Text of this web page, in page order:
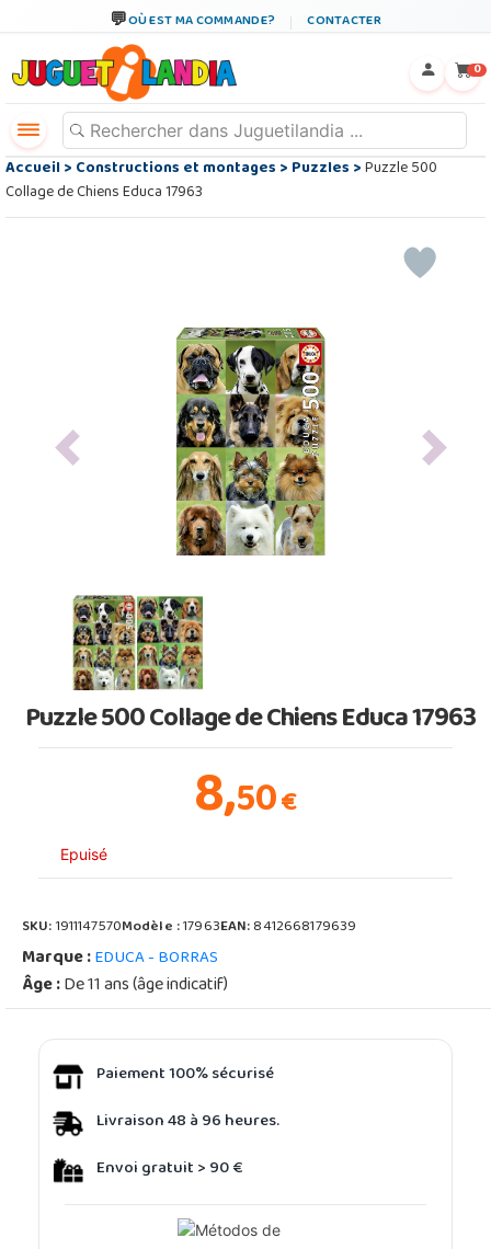
OÙ EST MA COMMANDE? CONTACTER
0
Accueil>Constructions et montages>Puzzles>Puzzle 500
Collage de Chiens Educa 17963
Previous Next
Puzzle 500 Collage de Chiens Educa 17963
8,50€
Epuisé
SKU:1911147570Modèle :17963EAN:8412668179639
Marque :EDUCA - BORRAS
Âge :De 11 ans (âge indicatif)
Paiement 100% sécurisé
Livraison 48 à 96 heures.
Envoi gratuit > 90 €